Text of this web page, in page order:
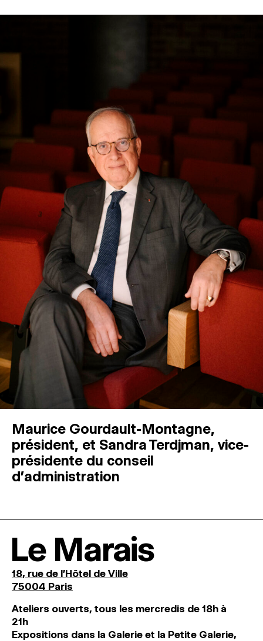
Maurice Gourdault-Montagne,
président, et Sandra Terdjman, vice-
présidente du conseil
d’administration
Le Marais
18, rue de l'Hôtel de Ville
75004 Paris
Ateliers ouverts, tous les mercredis de 18h à
21h
Expositions dans la Galerie et la Petite Galerie,